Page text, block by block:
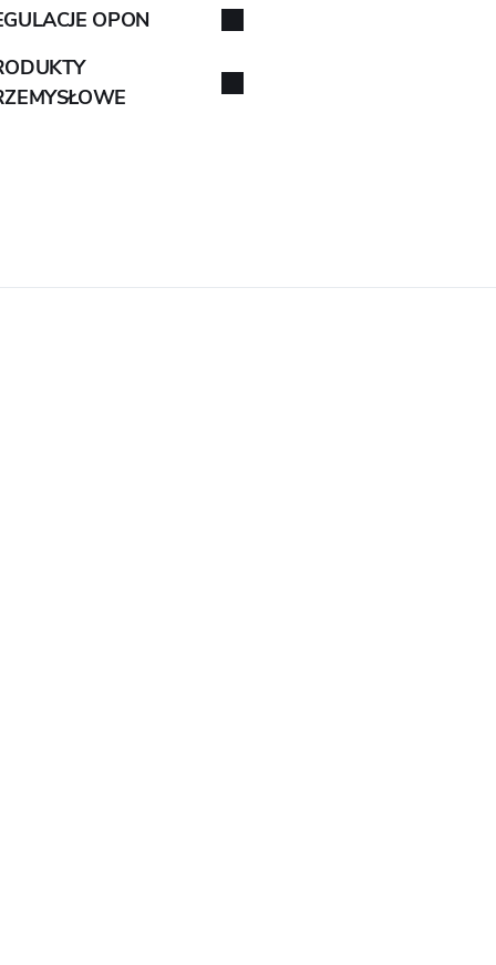
OPON
system
Ten nowy system
uzupełnia wiedzę
i niższych
prowadzą do